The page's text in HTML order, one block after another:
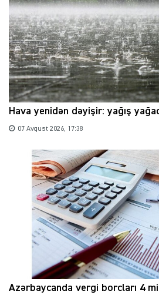
Hava yenidən dəyişir: yağış
07 Avqust 2026, 17:38
Azərbaycanda vergi borcları 4